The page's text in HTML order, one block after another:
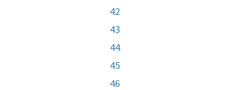
42
43
44
45
46